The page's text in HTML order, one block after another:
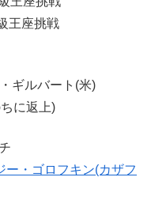
王座挑戦
ギルバート(米)
に返上)
ー・ゴロフキン(カザフ